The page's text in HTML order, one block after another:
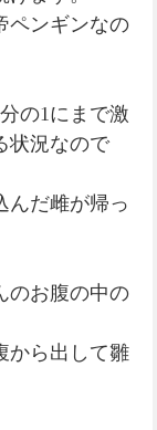
ペンギンなの
の1にまで激
状況なので
んだ雌が帰っ
のお腹の中の
から出して雛